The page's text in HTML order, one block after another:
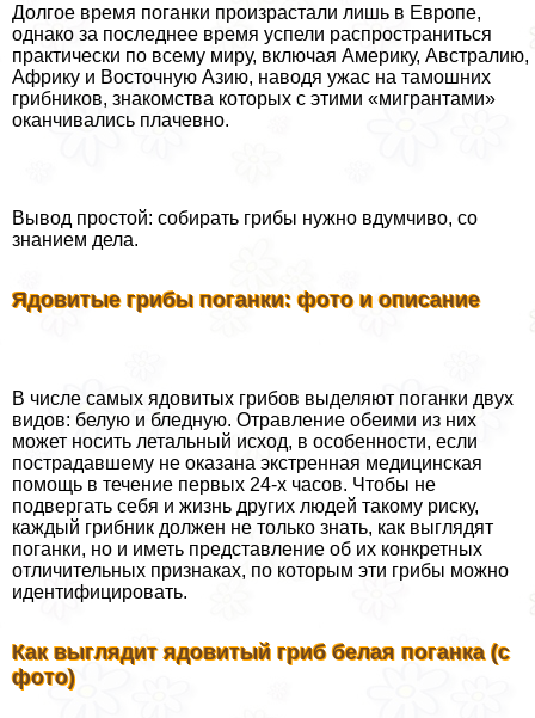
Долгое время поганки произрастали лишь в Европе,
однако за последнее время успели распространиться
пpaктически по всему миру, включая Америку, Австралию,
Африку и Восточную Азию, наводя ужас на тамошних
грибников, знакомства которых с этими «мигрантами»
оканчивались плачевно.
Вывод простой: собирать грибы нужно вдумчиво, со
знанием дела.
Ядовитые грибы поганки: фото и описание
В числе самых ядовитых грибов выделяют поганки двух
видов: белую и бледную. Отравление обеими из них
может носить летальный исход, в особенности, если
пострадавшему не оказана экстренная медицинская
помощь в течение первых 24-х часов. Чтобы не
подвергать себя и жизнь других людей такому риску,
каждый грибник должен не только знать, как выглядят
поганки, но и иметь представление об их конкретных
отличительных признаках, по которым эти грибы можно
идентифицировать.
Как выглядит ядовитый гриб белая поганка (с
фото)